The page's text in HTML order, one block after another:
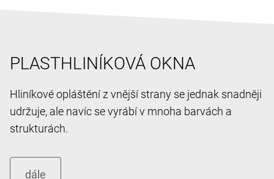
PLASTHLINÍKOVÁ OKNA
Hliníkové opláštění z vnější strany se jednak snadněji
udržuje, ale navíc se vyrábí v mnoha barvách a
strukturách.